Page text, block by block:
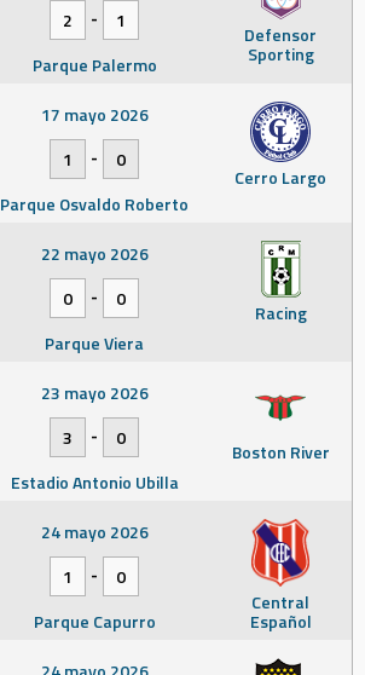
Defensor
Sporting
2
-
1
Parque Palermo
Cerro Largo
17 mayo 2026
1
-
0
Parque Osvaldo Roberto
Racing
22 mayo 2026
0
-
0
Parque Viera
Boston River
23 mayo 2026
3
-
0
Estadio Antonio Ubilla
Central
Español
24 mayo 2026
1
-
0
Parque Capurro